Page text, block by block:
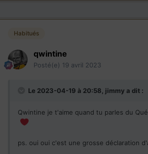
Habitués
qwintine
Posté(e) 19 avril 2023
Le 2023-04-19 à 20:58, jimmy a dit :
Qwintine je t'aime quand tu parles du
ps. oui oui c'est une grosse déclaration